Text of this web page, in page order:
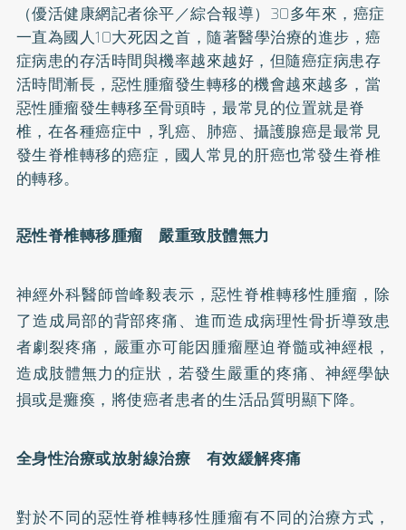
（優活健康網記者徐平／綜合報導）30多年來，癌症
一直為國人10大死因之首，隨著醫學治療的進步，癌
症病患的存活時間與機率越來越好，但隨癌症病患存
活時間漸長，惡性腫瘤發生轉移的機會越來越多，當
惡性腫瘤發生轉移至骨頭時，最常見的位置就是脊
椎，在各種癌症中，乳癌、 肺癌、攝護腺癌是最常見
發生脊椎轉移的癌症，國人常見的肝癌也常發生脊椎
的轉移。
惡性脊椎轉移腫瘤 嚴重致肢體無力
神經外科醫師曾峰毅表示，惡性脊椎轉移性腫瘤，除
了造成局部的背部疼痛、進而造成病理性骨折導致患
者劇裂疼痛，嚴重亦可能因腫瘤壓迫脊髓或神經根，
造成肢體無力的症狀，若發生嚴重的疼痛、神經學缺
損或是癱瘓，將使癌者患者的生活品質明顯下降。
全身性治療或放射線治療 有效緩解疼痛
對於不同的惡性脊椎轉移性腫瘤有不同的治療方式，